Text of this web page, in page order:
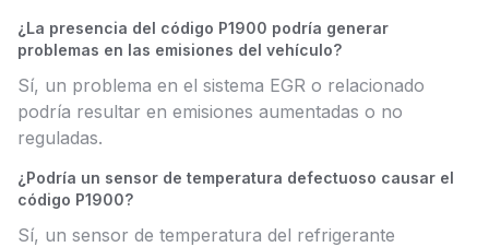
¿La presencia del código P1900 podría generar
problemas en las emisiones del vehículo?
Sí, un problema en el sistema EGR o relacionado
podría resultar en emisiones aumentadas o no
reguladas.
¿Podría un sensor de temperatura defectuoso causar el
código P1900?
Sí, un sensor de temperatura del refrigerante